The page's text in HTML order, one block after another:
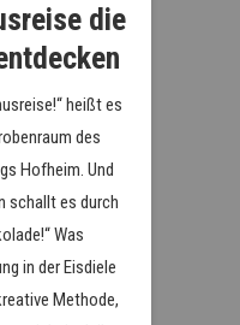
die
heißt es
des
Hofheim. Und
schallt es durch
Was
in der Eisdiele
Methode,